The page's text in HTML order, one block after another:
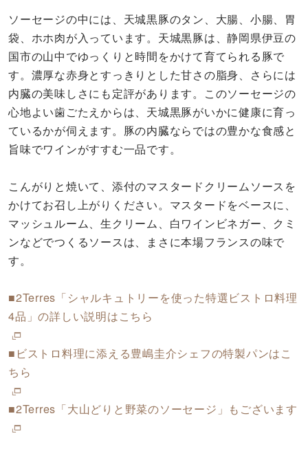
ソーセージの中には、天城黒豚のタン、大腸、小腸、胃
袋、ホホ肉が入っています。天城黒豚は、静岡県伊豆の
国市の山中でゆっくりと時間をかけて育てられる豚で
す。濃厚な赤身とすっきりとした甘さの脂身、さらには
内臓の美味しさにも定評があります。このソーセージの
心地よい歯ごたえからは、天城黒豚がいかに健康に育っ
ているかが伺えます。豚の内臓ならではの豊かな食感と
旨味でワインがすすむ一品です。
こんがりと焼いて、添付のマスタードクリームソースを
かけてお召し上がりください。マスタードをベースに、
マッシュルーム、生クリーム、白ワインビネガー、クミ
ンなどでつくるソースは、まさに本場フランスの味で
す。
■2Terres「シャルキュトリーを使った特選ビストロ料理
4品」の詳しい説明はこちら
■ビストロ料理に添える豊嶋圭介シェフの特製パンはこ
ちら
■2Terres「大山どりと野菜のソーセージ」もございます